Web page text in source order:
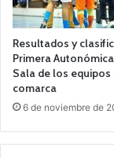
Resultados y
Primera
Sala de los
comarca
6 de noviembre de